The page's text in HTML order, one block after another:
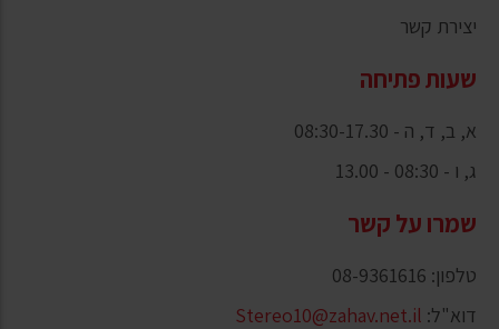
יצירת קשר
שעות פתיחה
א, ב, ד, ה - 08:30-17.30
ג, ו - 08:30 - 13.00
שמרו על קשר
טלפון: 08-9361616
דוא"ל: Stereo10@zahav.net.il